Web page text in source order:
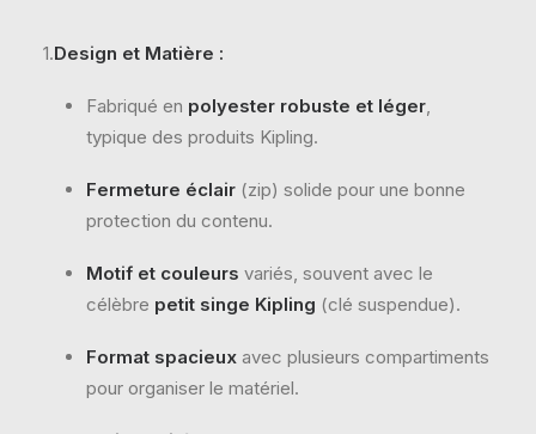
1.Design et Matière :
Fabriqué en polyester robuste et léger,
typique des produits Kipling.
Fermeture éclair (zip) solide pour une bonne
protection du contenu.
Motif et couleurs variés, souvent avec le
célèbre petit singe Kipling (clé suspendue).
Format spacieux avec plusieurs compartiments
pour organiser le matériel.